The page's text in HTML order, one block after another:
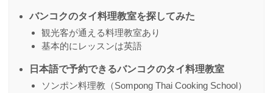
バンコクのタイ料理教室を探してみた
観光客が通える料理教室あり
基本的にレッスンは英語
日本語で予約できるバンコクのタイ料理教室
ソンポン料理教（Sompong Thai Cooking School）